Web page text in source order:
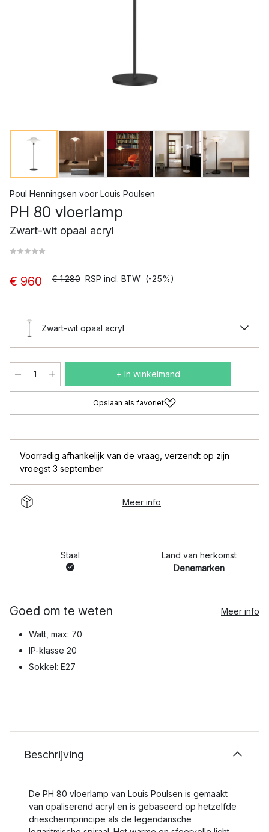
Poul Henningsen voor Louis Poulsen
PH 80 vloerlamp
Zwart-wit opaal acryl
€ 960 € 1.280 RSP incl. BTW (-25%)
Zwart-wit opaal acryl
+ In winkelmand
Opslaan als favoriet
Voorradig afhankelijk van de vraag verzendt op zijn
vroegst 3 september
Meer info
Staal
Land van herkomst
Denemarken
Goed om te weten Meer info
Watt, max: 70
IP-klasse 20
Sokkel: E27
Beschrijving
De PH 80 vloerlamp van Louis Poulsen is gemaakt
van opaliserend acryl en is gebaseerd op hetzelfde
drieschermprincipe als de legendarische